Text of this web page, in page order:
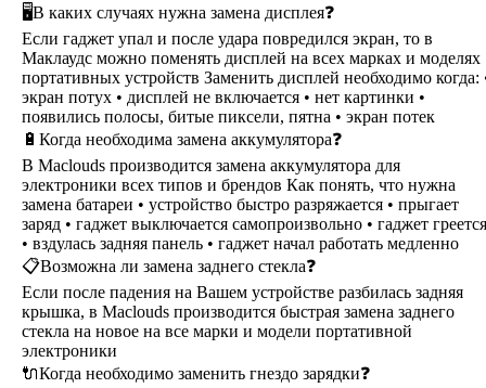
🖥В каких случаях нужна замена дисплея❓
Если гаджет упал и после удара повредился экран, то в
Маклаудс можно поменять дисплей на всех марках и моделях
портативных устройств Заменить дисплей необходимо когда:
экран потух • дисплей не включается • нет картинки •
появились полосы, битые пиксели, пятна • экран потек
🔋Когда необходима замена аккумулятора❓
В Maclouds производится замена аккумулятора для
электроники всех типов и брендов Как понять, что нужна
замена батареи • устройство быстро разряжается • прыгает
заряд • гаджет выключается самопроизвольно • гаджет греется
• вздулась задняя панель • гаджет начал работать медленно
📋Возможна ли замена заднего стекла❓
Если после падения на Вашем устройстве разбилась задняя
крышка, в Maclouds производится быстрая замена заднего
стекла на новое на все марки и модели портативной
электроники
🔌Когда необходимо заменить гнездо зарядки❓